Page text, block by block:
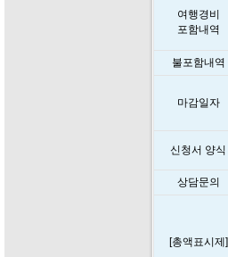
여행경비
포함내역
불포함내역
마감일자
신청서 양식
상담문의
[총액표시제]